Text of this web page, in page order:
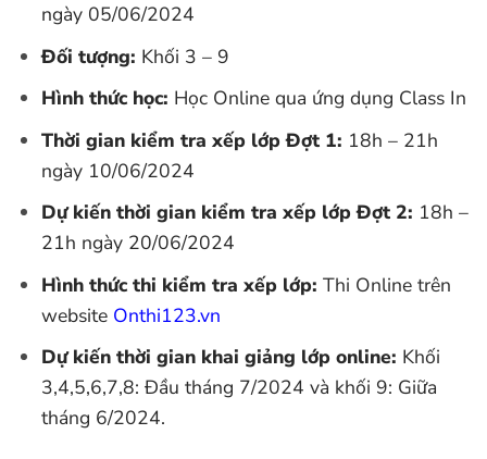
ngày 05/06/2024
Đối tượng: Khối 3 – 9
Hình thức học: Học Online qua ứng dụng Class In
Thời gian kiểm tra xếp lớp Đợt 1: 18h – 21h
ngày 10/06/2024
Dự kiến thời gian kiểm tra xếp lớp Đợt 2: 18h –
21h ngày 20/06/2024
Hình thức thi kiểm tra xếp lớp: Thi Online trên
website Onthi123.vn
Dự kiến thời gian khai giảng lớp online: Khối
3,4,5,6,7,8: Đầu tháng 7/2024 và khối 9: Giữa
tháng 6/2024.